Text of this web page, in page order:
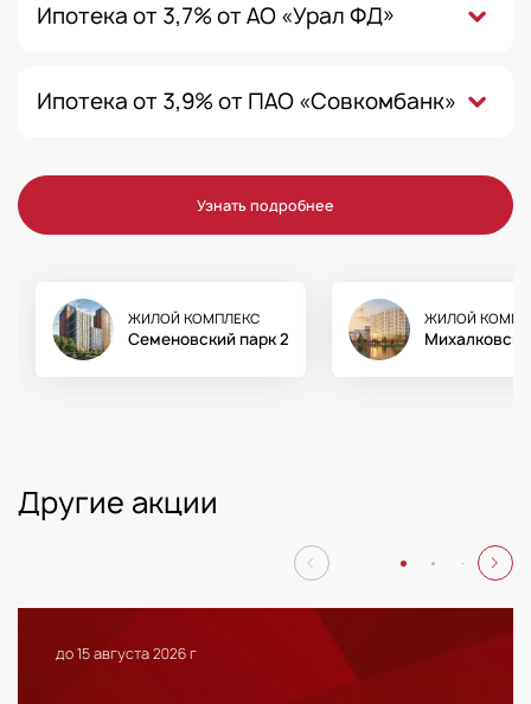
Ипотека от 3,7% от АО «Урал ФД»
Ипотека от 3,9% от ПАО «Совкомбанк»
Узнать подробнее
ЖИЛОЙ КОМПЛЕКС
Семеновский парк 2
ЖИЛОЙ
Другие акции
до 15 августа 2026 г